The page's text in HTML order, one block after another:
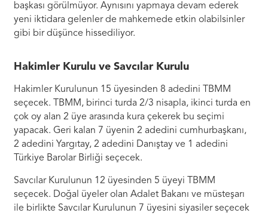
başkası görülmüyor. Aynısını yapmaya devam ederek
yeni iktidara gelenler de mahkemede etkin olabilsinler
gibi bir düşünce hissediliyor.
Hakimler Kurulu ve Savcılar Kurulu
Hakimler Kurulunun 15 üyesinden 8 adedini TBMM
seçecek. TBMM, birinci turda 2/3 nisapla, ikinci turda en
çok oy alan 2 üye arasında kura çekerek bu seçimi
yapacak. Geri kalan 7 üyenin 2 adedini cumhurbaşkanı,
2 adedini Yargıtay, 2 adedini Danıştay ve 1 adedini
Türkiye Barolar Birliği seçecek.
Savcılar Kurulunun 12 üyesinden 5 üyeyi TBMM
seçecek. Doğal üyeler olan Adalet Bakanı ve müsteşarı
ile birlikte Savcılar Kurulunun 7 üyesini siyasiler seçecek